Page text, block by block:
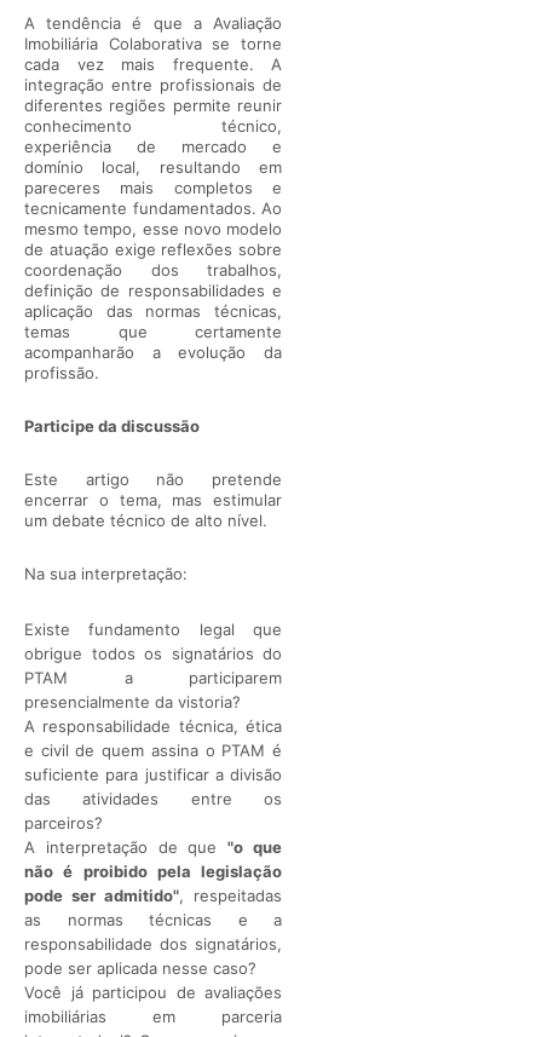
A tendência é que a Avaliação
Imobiliária Colaborativa se torne
cada vez mais frequente. A
integração entre profissionais de
diferentes regiões permite reunir
conhecimento técnico,
experiência de mercado e
domínio local, resultando em
pareceres mais completos e
tecnicamente fundamentados. Ao
mesmo tempo, esse novo modelo
de atuação exige reflexões sobre
coordenação dos trabalhos,
definição de responsabilidades e
aplicação das normas técnicas,
temas que certamente
acompanharão a evolução da
profissão.
Participe da discussão
Este artigo não pretende
encerrar o tema, mas estimular
um debate técnico de alto nível.
Na sua interpretação:
Existe fundamento legal que
obrigue todos os signatários do
PTAM a participarem
presencialmente da vistoria?
A responsabilidade técnica, ética
e civil de quem assina o PTAM é
suficiente para justificar a divisão
das atividades entre os
parceiros?
A interpretação de que"o que
não é proibido pela legislação
pode ser admitido", respeitadas
as normas técnicas e a
responsabilidade dos signatários,
pode ser aplicada nesse caso?
Você já participou de avaliações
imobiliárias em parceria